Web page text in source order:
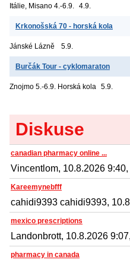
Itálie, Misano 4.-6.9. 4.9.
Krkonošská 70 - horská kola
Jánské Lázně 5.9.
Burčák Tour - cyklomaraton
Znojmo 5.-6.9. Horská kola 5.9.
Diskuse
canadian pharmacy online ...
Vincentlom, 10.8.2026
Kareemynebfff
cahidi9393 cahidi9393,
mexico prescriptions
Landonbrott, 10.8.2026
pharmacy in canada